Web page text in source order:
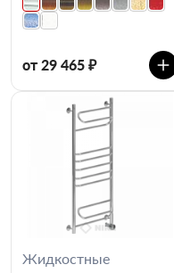
от 29 465 ₽
Жидкостные